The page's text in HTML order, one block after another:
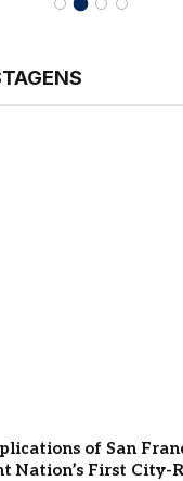
of San
Nation’s First City-